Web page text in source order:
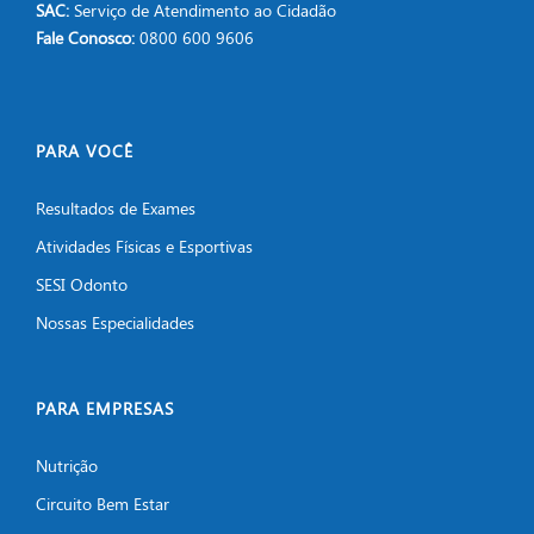
SAC: Serviço de Atendimento ao Cidadão
Fale Conosco: 0800 600 9606
PARA VOCÊ
Resultados de Exames
Atividades Físicas e Esportivas
SESI Odonto
Nossas Especialidades
PARA EMPRESAS
Nutrição
Circuito Bem Estar